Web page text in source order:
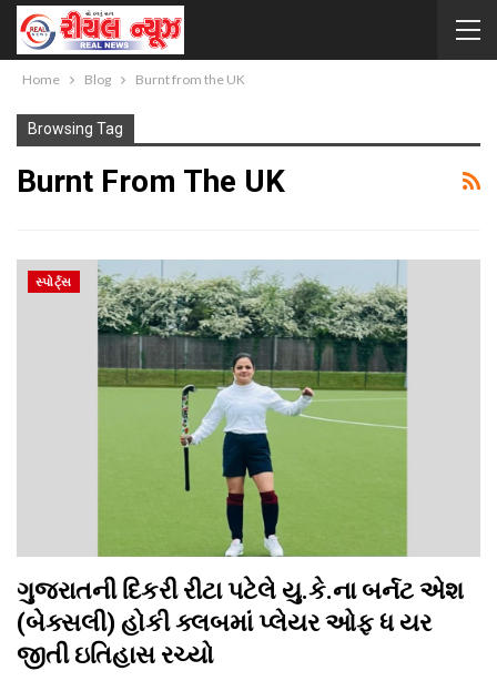
Home Blog Burnt from the UK
Browsing Tag
Burnt From The UK
સ્પોર્ટ્સ
ગુજરાતની દિકરી રીટા પટેલે યુ.કે.ના બર્નટ એશ
(બેક્સલી) હોકી ક્લબમાં પ્લેયર ઓફ ધ યર
જીતી ઇતિહાસ રચ્યો